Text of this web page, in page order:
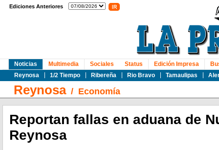
Ediciones Anteriores
Noticias
Reynosa
1/2 Tiempo Ribereña Rio Bravo Tamaulipas
Multimedia Sociales Status Edición Impresa
Reynosa/ Economía
Reportan fallas en aduana de
Reynosa